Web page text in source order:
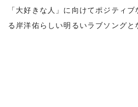
「大好きな人」に向けてポジティブ
る岸洋佑らしい明るいラブソングと